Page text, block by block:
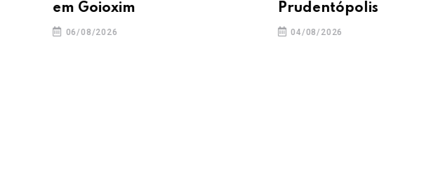
em Goioxim
06/08/2026
Prudentópolis
04/08/2026